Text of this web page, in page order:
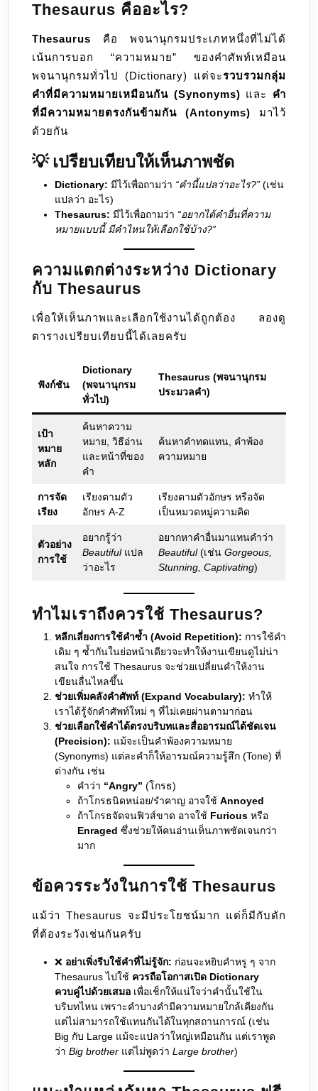
Thesaurus คืออะไร?
Thesaurus คือ พจนานุกรมประเภทหนึ่งที่ไม่ได้
เน้นการบอก “ความหมาย” ของคำศัพท์เหมือน
พจนานุกรมทั่วไป (Dictionary) แต่จะรวบรวมกลุ่ม
คำที่มีความหมายเหมือนกัน (Synonyms) และ คำ
ที่มีความหมายตรงกันข้ามกัน (Antonyms) มาไว้
ด้วยกัน
💡 เปรียบเทียบให้เห็นภาพชัด
Dictionary: มีไว้เพื่อถามว่า “คำนี้แปลว่าอะไร?” (เช่น
แปลว่า อะไร)
Thesaurus: มีไว้เพื่อถามว่า “อยากได้คำอื่นที่ความ
หมายแบบนี้ มีคำไหนให้เลือกใช้บ้าง?”
ความแตกต่างระหว่าง Dictionary
กับ Thesaurus
เพื่อให้เห็นภาพและเลือกใช้งานได้ถูกต้อง ลองดู
ตารางเปรียบเทียบนี้ได้เลยครับ
ฟังก์ชัน
Dictionary
(พจนานุกรม
ทั่วไป)
Thesaurus (พจนานุกรม
ประมวลคำ)
เป้า
หมาย
หลัก
ค้นหาความ
หมาย, วิธีอ่าน
และหน้าที่ของ
คำ
ค้นหาคำทดแทน, คำพ้อง
ความหมาย
การจัด
เรียง
เรียงตามตัว
อักษร A-Z
เรียงตามตัวอักษร หรือจัด
เป็นหมวดหมู่ความคิด
ตัวอย่าง
การใช้
อยากรู้ว่า
Beautifulแปล
ว่าอะไร
อยากหาคำอื่นมาแทนคำว่า
Beautiful(เช่น Gorgeous,
Stunning, Captivating)
ทำไมเราถึงควรใช้ Thesaurus?
หลีกเลี่ยงการใช้คำซ้ำ (Avoid Repetition): การใช้คำ
เดิม ๆ ซ้ำกันในย่อหน้าเดียวจะทำให้งานเขียนดูไม่น่า
สนใจ การใช้ Thesaurus จะช่วยเปลี่ยนคำให้งาน
เขียนลื่นไหลขึ้น
ช่วยเพิ่มคลังคำศัพท์ (Expand Vocabulary): ทำให้
เราได้รู้จักคำศัพท์ใหม่ ๆ ที่ไม่เคยผ่านตามาก่อน
ช่วยเลือกใช้คำได้ตรงบริบทและสื่ออารมณ์ได้ชัดเจน
(Precision): แม้จะเป็นคำพ้องความหมาย
(Synonyms) แต่ละคำก็ให้อารมณ์ความรู้สึก (Tone) ที่
ต่างกัน เช่น
คำว่า “Angry” (โกรธ)
ถ้าโกรธนิดหน่อย/รำคาญ อาจใช้ Annoyed
ถ้าโกรธจัดจนฟิวส์ขาด อาจใช้ Furious หรือ
Enraged ซึ่งช่วยให้คนอ่านเห็นภาพชัดเจนกว่า
มาก
ข้อควรระวังในการใช้ Thesaurus
แม้ว่า Thesaurus จะมีประโยชน์มาก แต่ก็มีกับดัก
ที่ต้องระวังเช่นกันครับ
❌ อย่าเพิ่งรีบใช้คำที่ไม่รู้จัก: ก่อนจะหยิบคำหรู ๆ จาก
Thesaurus ไปใช้ ควรถือโอกาสเปิด Dictionary
ควบคู่ไปด้วยเสมอ เพื่อเช็กให้แน่ใจว่าคำนั้นใช้ใน
บริบทไหน เพราะคำบางคำมีความหมายใกล้เคียงกัน
แต่ไม่สามารถใช้แทนกันได้ในทุกสถานการณ์ (เช่น
Big กับ Large แม้จะแปลว่าใหญ่เหมือนกัน แต่เราพูด
ว่า Big brother แต่ไม่พูดว่า Large brother)